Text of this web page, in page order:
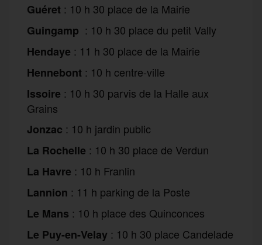
Guéret : 10 h 30 place de la Mairie
Guingamp : 10 h 30 place du petit Vally
Hendaye : 11 h 30 place de la Mairie
Hennebont : 10 h centre-ville
Issoire : 10 h 30 parvis de la Halle aux
Grains
Jonzac : 10 h jardin public
La Rochelle : 10 h 30 place de Verdun
La Havre : 10 h Franlin
Lannion : 11 h parking de la Poste
Le Mans : 10 h place des Quinconces
Le Puy-en-Velay : 10 h 30 place Candelade